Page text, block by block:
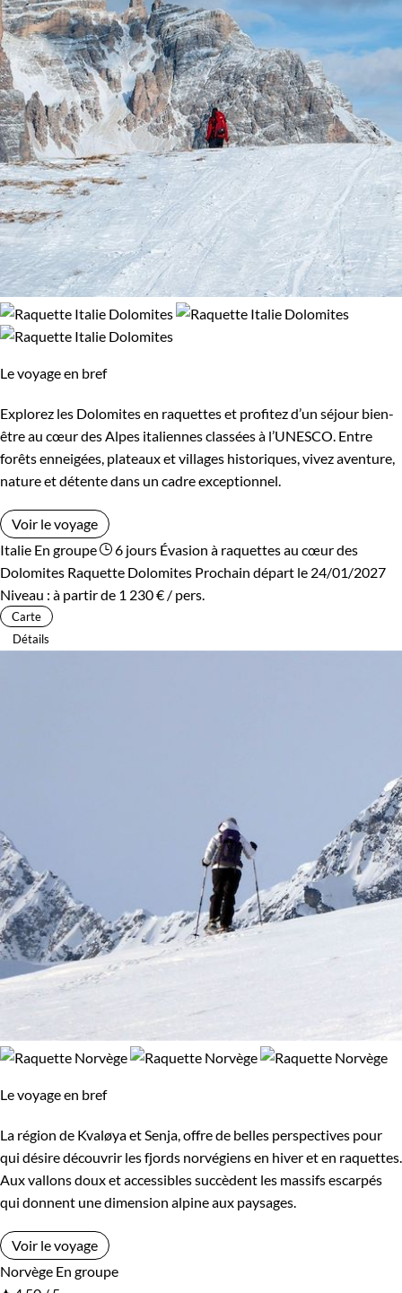
Le voyage en bref
Explorez les Dolomites en raquettes et profitez d’un séjour bien-
être au cœur des Alpes italiennes classées à l’UNESCO. Entre
forêts enneigées, plateaux et villages historiques, vivez aventure,
nature et détente dans un cadre exceptionnel.
Voir le voyage
Italie En groupe 6 jours Évasion à raquettes au cœur des
Dolomites Raquette Dolomites Prochain départ le 24/01/2027
Niveau : à partir de 1 230 € / pers.
Carte
Détails
Le voyage en bref
La région de Kvaløya et Senja, offre de belles perspectives pour
qui désire découvrir les fjords norvégiens en hiver et en raquettes.
Aux vallons doux et accessibles succèdent les massifs escarpés
qui donnent une dimension alpine aux paysages.
Voir le voyage
Norvège En groupe